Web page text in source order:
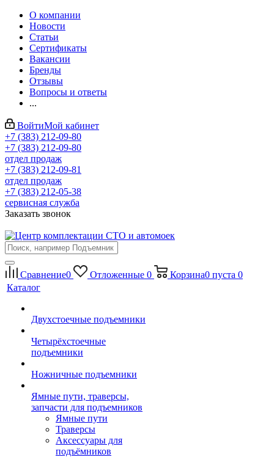
О компании
Новости
Статьи
Сертификаты
Вакансии
Бренды
Отзывы
Вопросы и ответы
...
ВойтиМой кабинет
+7 (383) 212-09-80
+7 (383) 212-09-80
отдел продаж
+7 (383) 212-09-81
отдел продаж
+7 (383) 212-05-38
сервисная служба
Заказать звонок
Сравнение0 Отложенные 0 Корзина0 пуста 0
Каталог
Двухстоечные подъемники
Четырёхстоечные
подъемники
Ножничные подъемники
Ямные пути, траверсы,
запчасти для подъемников
Ямные пути
Траверсы
Аксессуары для
подъёмников